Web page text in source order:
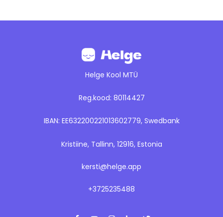
Helge Kool MTÜ
Reg.kood: 80114427
IBAN: EE632200221013602779, Swedbank
Kristiine, Tallinn, 12916, Estonia
kersti@helge.app
+3725235488